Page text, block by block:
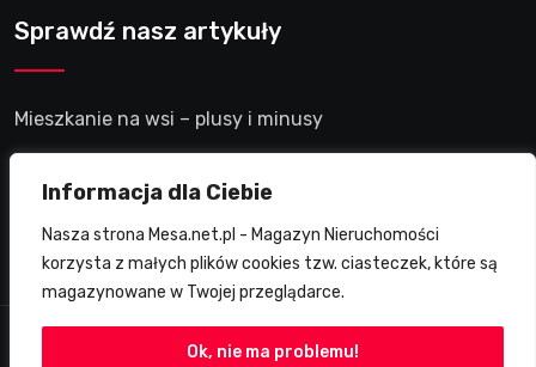
Informacja dla Ciebie
Nasza strona Mesa.net.pl - Magazyn Nieruchomości
korzysta z małych plików cookies tzw. ciasteczek, które są
magazynowane w Twojej przeglądarce.
Ok, nie ma problemu!
Sprawdź nasz artykuły
Mieszkanie na wsi – plusy i minusy
Mieszkanie w akademiku – plusy i minusy
Mieszkanie premium nad morzem – plusy i minusy
© 2024 Mesa.net.pl. Wszystkie prawa zastrzeżone.